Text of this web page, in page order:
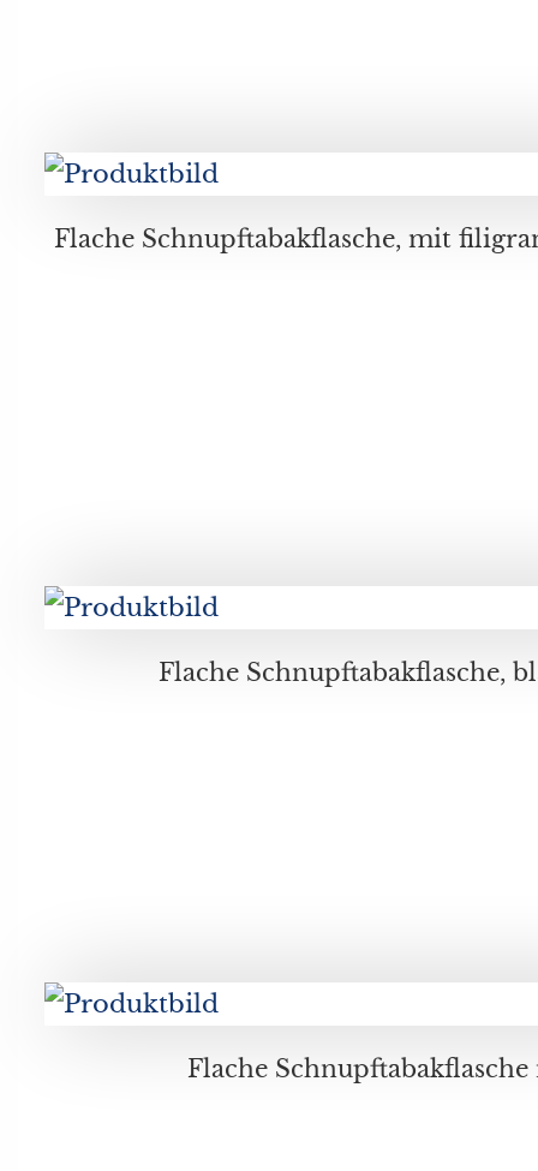
Flache Schnupftabakflasche, mit filigranem Fadendekor in weißen, grünen, graublauen und scharzen Farbtönen, mit Kupferverschluss, Durchmesser ca. 7, 8